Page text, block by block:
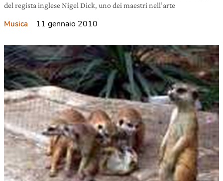
del regista inglese Nigel Dick, uno dei maestri nell’arte
Musica 11 gennaio 2010